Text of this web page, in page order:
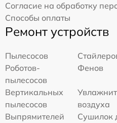
Согласие на обработку
Способы оплаты
Ремонт устройств
Пылесосов
Роботов-
пылесосов
Фенов
Вертикальных
пылесосов
воздуха
Выпрямителей
Сушилок